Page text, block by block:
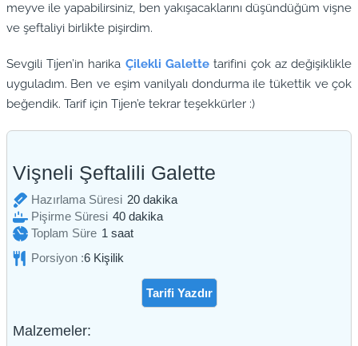
meyve ile yapabilirsiniz, ben yakışacaklarını düşündüğüm vişne
ve şeftaliyi birlikte pişirdim.
Sevgili Tijen’in harika Çilekli Galette tarifini çok az değişiklikle
uyguladım. Ben ve eşim vanilyalı dondurma ile tükettik ve çok
beğendik. Tarif için Tijen’e tekrar teşekkürler :)
Vişneli Şeftalili Galette
Hazırlama Süresi 20dakika
dakika
Pişirme Süresi 40dakika
dakika
Toplam Süre 1 saat
saat
Porsiyon :6 Kişilik
Tarifi Yazdır
Malzemeler: